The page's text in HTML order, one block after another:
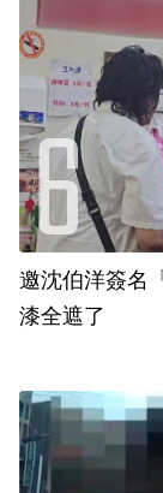
邀沈伯洋簽名
漆全遮了